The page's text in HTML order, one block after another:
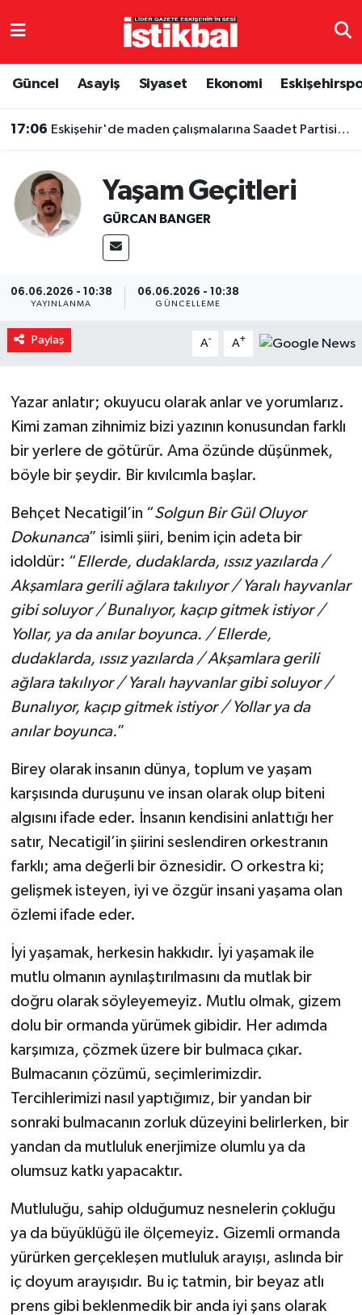
Güncel Asayiş Siyaset Ekonomi
17:06 Eskişehir'de maden çalışmalarına Saadet Partisi'nden tepki: “Kâr hırsına kurban ettirmeyeceğiz”
Yaşam Geçitleri
GÜRCAN BANGER
06.06.2026 - 10:38
YAYINLANMA
06.06.2026 - 10:38
GÜNCELLEME
Paylaş A- A+
Yazar anlatır; okuyucu olarak anlar ve yorumlarız.
Kimi zaman zihnimiz bizi yazının konusundan farklı
bir yerlere de götürür. Ama özünde düşünmek,
böyle bir şeydir. Bir kıvılcımla başlar.
Behçet Necatigil’in “Solgun Bir Gül Oluyor
Dokunanca” isimli şiiri, benim için adeta bir
idoldür: “Ellerde, dudaklarda, ıssız yazılarda /
Akşamlara gerili ağlara takılıyor / Yaralı hayvanlar
gibi soluyor / Bunalıyor, kaçıp gitmek istiyor /
Yollar, ya da anılar boyunca. / Ellerde,
dudaklarda, ıssız yazılarda / Akşamlara gerili
ağlara takılıyor / Yaralı hayvanlar gibi soluyor /
Bunalıyor, kaçıp gitmek istiyor / Yollar ya da
anılar boyunca.”
Birey olarak insanın dünya, toplum ve yaşam
karşısında duruşunu ve insan olarak olup biteni
algısını ifade eder. İnsanın kendisini anlattığı her
satır, Necatigil’in şiirini seslendiren orkestranın
farklı; ama değerli bir öznesidir. O orkestra ki;
gelişmek isteyen, iyi ve özgür insani yaşama olan
özlemi ifade eder.
İyi yaşamak, herkesin hakkıdır. İyi yaşamak ile
mutlu olmanın aynılaştırılmasını da mutlak bir
doğru olarak söyleyemeyiz. Mutlu olmak, gizem
dolu bir ormanda yürümek gibidir. Her adımda
karşımıza, çözmek üzere bir bulmaca çıkar.
Bulmacanın çözümü, seçimlerimizdir.
Tercihlerimizi nasıl yaptığımız, bir yandan bir
sonraki bulmacanın zorluk düzeyini belirlerken, bir
yandan da mutluluk enerjimize olumlu ya da
olumsuz katkı yapacaktır.
Mutluluğu, sahip olduğumuz nesnelerin çokluğu
ya da büyüklüğü ile ölçemeyiz. Gizemli ormanda
yürürken gerçekleşen mutluluk arayışı, aslında bir
iç doyum arayışıdır. Bu iç tatmin, bir beyaz atlı
prens gibi beklenmedik bir anda iyi şans olarak
Eskişehirspor
Siyaset
Spor
Ekonomi
Sağlık
Resmi ilanlar
Eskişehir Nöbetçi Eczaneler
Eskişehir Trafik Yoğunluk Haritası
TFF 3.Lig 4.Grup Puan Durumu ve Fikstür
Son Dakika Haberleri
Haber Arşivi